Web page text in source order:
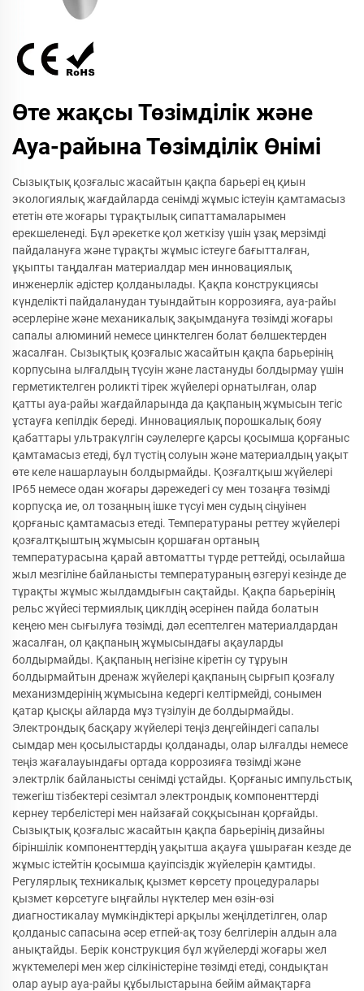
Өте жақсы Төзімділік және
Ауа-райына Төзімділік Өнімі
Сызықтық қозғалыс жасайтын қақпа барьері ең қиын
экологиялық жағдайларда сенімді жұмыс істеуін қамтамасыз
ететін өте жоғары тұрақтылық сипаттамаларымен
ерекшеленеді. Бұл әрекетке қол жеткізу үшін ұзақ мерзімді
пайдалануға және тұрақты жұмыс істеуге бағытталған,
ұқыпты таңдалған материалдар мен инновациялық
инженерлік әдістер қолданылады. Қақпа конструкциясы
күнделікті пайдаланудан туындайтын коррозияға, ауа-райы
әсерлеріне және механикалық зақымдануға төзімді жоғары
сапалы алюминий немесе цинктелген болат бөлшектерден
жасалған. Сызықтық қозғалыс жасайтын қақпа барьерінің
корпусына ылғалдың түсуін және ластануды болдырмау үшін
герметиктелген роликті тірек жүйелері орнатылған, олар
қатты ауа-райы жағдайларында да қақпаның жұмысын тегіс
ұстауға кепілдік береді. Инновациялық порошкалық бояу
қабаттары ультракүлгін сәулелерге қарсы қосымша қорғаныс
қамтамасыз етеді, бұл түстің солуын және материалдың уақыт
өте келе нашарлауын болдырмайды. Қозғалтқыш жүйелері
IP65 немесе одан жоғары дәрежедегі су мен тозаңға төзімді
корпусқа ие, ол тозаңның ішке түсуі мен судың сіңуінен
қорғаныс қамтамасыз етеді. Температураны реттеу жүйелері
қозғалтқыштың жұмысын қоршаған ортаның
температурасына қарай автоматты түрде реттейді, осылайша
жыл мезгіліне байланысты температураның өзгеруі кезінде де
тұрақты жұмыс жылдамдығын сақтайды. Қақпа барьерінің
рельс жүйесі термиялық циклдің әсерінен пайда болатын
кеңею мен сығылуға төзімді, дәл есептелген материалдардан
жасалған, ол қақпаның жұмысындағы ақауларды
болдырмайды. Қақпаның негізіне кіретін су тұруын
болдырмайтын дренаж жүйелері қақпаның сырғып қозғалу
механизмдерінің жұмысына кедергі келтірмейді, сонымен
қатар қысқы айларда мұз түзілуін де болдырмайды.
Электрондық басқару жүйелері теңіз деңгейіндегі сапалы
сымдар мен қосылыстарды қолданады, олар ылғалды немесе
теңіз жағалауындағы ортада коррозияға төзімді және
электрлік байланысты сенімді ұстайды. Қорғаныс импульстық
тежегіш тізбектері сезімтал электрондық компоненттерді
кернеу тербелістері мен найзағай соққысынан қорғайды.
Сызықтық қозғалыс жасайтын қақпа барьерінің дизайны
біріншілік компоненттердің уақытша ақауға ұшыраған кезде де
жұмыс істейтін қосымша қауіпсіздік жүйелерін қамтиды.
Регулярлық техникалық қызмет көрсету процедуралары
қызмет көрсетуге ыңғайлы нүктелер мен өзін-өзі
диагностикалау мүмкіндіктері арқылы жеңілдетілген, олар
қолданыс сапасына әсер етпей-ақ тозу белгілерін алдын ала
анықтайды. Берік конструкция бұл жүйелерді жоғары жел
жүктемелері мен жер сілкіністеріне төзімді етеді, сондықтан
олар ауыр ауа-райы құбылыстарына бейім аймақтарға